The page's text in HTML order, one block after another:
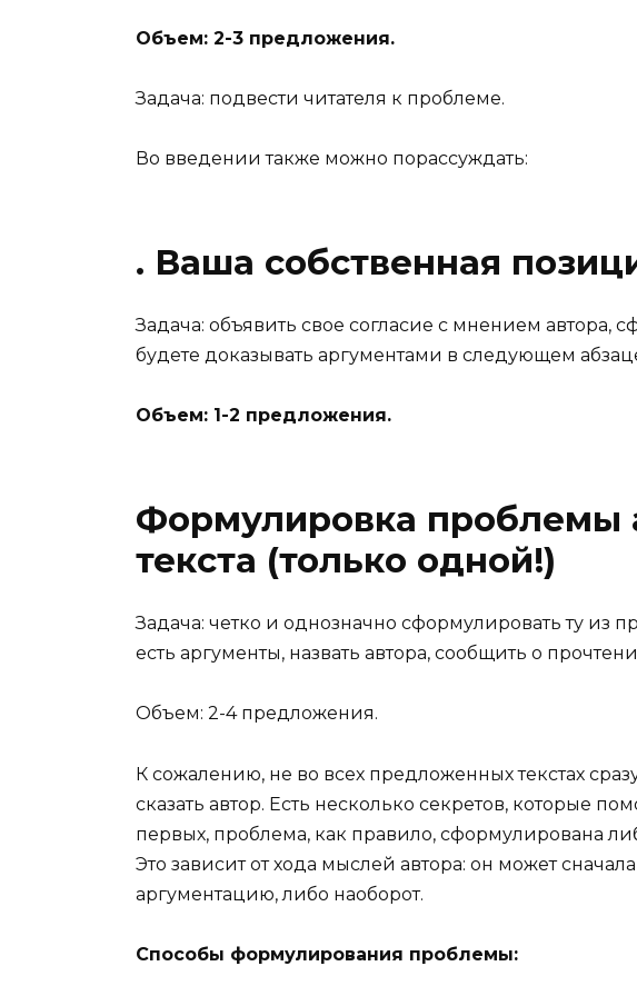
Объем: 2-3 предложения.
Задача: подвести читателя к проблеме.
Во введении также можно порассуждать:
. Ваша собственная
Задача: объявить свое согласие с мнением автора,
будете доказывать аргументами в следующем
Объем: 1-2 предложения.
Формулировка проблемы
текста (только одной!)
Задача: четко и однозначно сформулировать ту из
есть аргументы, назвать автора, сообщить о
Объем: 2-4 предложения.
К сожалению, не во всех предложенных текстах
сказать автор. Есть несколько секретов, которые
первых, проблема, как правило, сформулирована
Это зависит от хода мыслей автора: он может
аргументацию, либо наоборот.
Способы формулирования проблемы: